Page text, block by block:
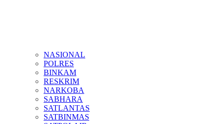
NASIONAL
POLRES
BINKAM
RESKRIM
NARKOBA
SABHARA
SATLANTAS
SATBINMAS